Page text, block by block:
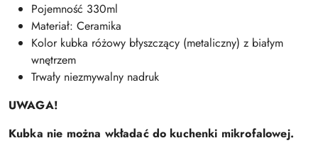
Pojemność 330ml
Materiał: Ceramika
Kolor kubka różowy błyszczący (metaliczny) z białym
wnętrzem
Trwały niezmywalny nadruk
UWAGA!
Kubka nie można wkładać do kuchenki mikrofalowej.